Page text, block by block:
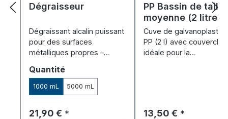
Dégraisseur
Dégraissant alcalin puissant
pour des surfaces
métalliques propres –
galvanoplastie et
l'anodisation.
Sélectionnez
Quantité
1000 mL 5000 mL
Prix régulier :
21,90 € *
PP Bassin de taille
moyenne (2 litres)
Cuve de galvanoplastie
PP (2 l) avec couvercle
idéale pour la
Prix régulier :
13,50 € *